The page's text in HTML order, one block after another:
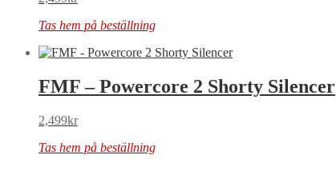
Tas hem på beställning
FMF – Powercore 2 Shorty Silencer
2,499kr
Tas hem på beställning